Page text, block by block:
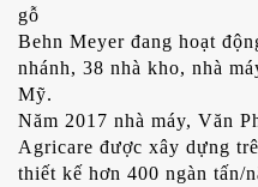
gỗ
Behn Meyer đang hoạt
nhánh, 38 nhà kho, nhà
Mỹ.
Năm 2017 nhà máy, Văn
Agricare được xây dựng
thiết kế hơn 400 ngàn tấn/